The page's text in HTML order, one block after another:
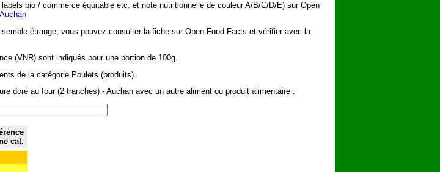
bio / commerce équitable etc. et note nutritionnelle de couleur A/B/C/D/E) sur Open
étrange, vous pouvez consulter la fiche sur Open Food Facts et vérifier avec la
(VNR) sont indiqués pour une portion de 100g.
de la catégorie Poulets (produits).
doré au four (2 tranches) - Auchan avec un autre aliment ou produit alimentaire :
cat.